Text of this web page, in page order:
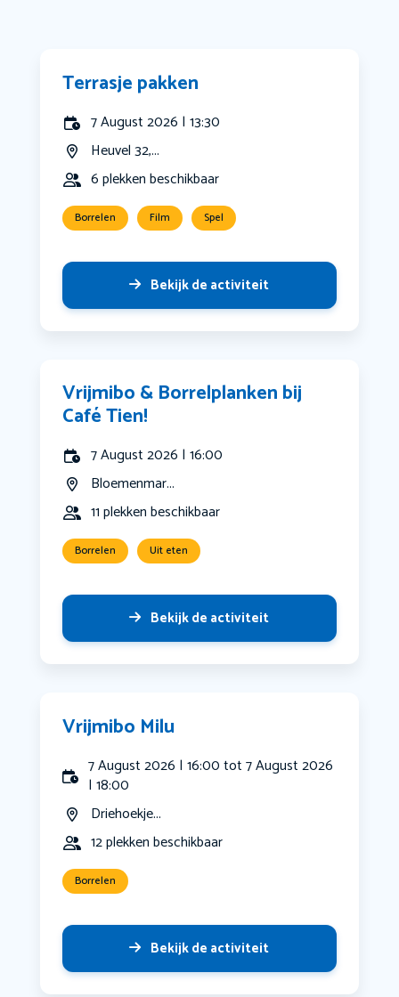
Terrasje pakken
7 August 2026 | 13:30
Heuvel 32,...
6 plekken beschikbaar
Borrelen Film Spel
Bekijk de activiteit
Vrijmibo & Borrelplanken bij
Café Tien!
7 August 2026 | 16:00
Bloemenmar...
11 plekken beschikbaar
Borrelen Uit eten
Bekijk de activiteit
Vrijmibo Milu
7 August 2026 | 16:00 tot 7 August 2026
| 18:00
Driehoekje...
12 plekken beschikbaar
Borrelen
Bekijk de activiteit